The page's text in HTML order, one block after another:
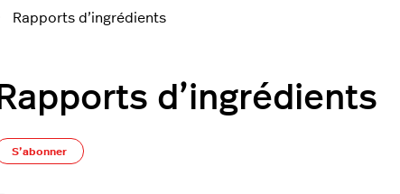
Rapports d’ingrédients
Rapports d’ingrédients
S’abonner